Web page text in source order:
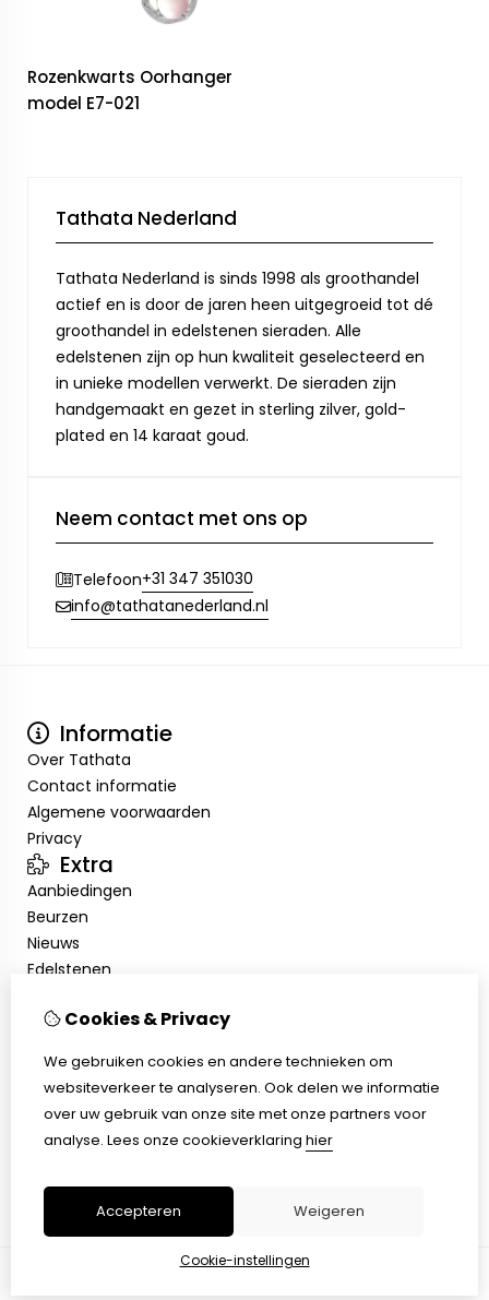
Rozenkwarts Oorhanger
model E7-021
Tathata Nederland
Tathata Nederland is sinds 1998 als groothandel
actief en is door de jaren heen uitgegroeid tot dé
groothandel in edelstenen sieraden. Alle
edelstenen zijn op hun kwaliteit geselecteerd en
in unieke modellen verwerkt. De sieraden zijn
handgemaakt en gezet in sterling zilver, gold-
plated en 14 karaat goud.
Neem contact met ons op
Telefoon+31 347 351030
info@tathatanederland.nl
Informatie
Over Tathata
Contact informatie
Algemene voorwaarden
Privacy
Extra
Aanbiedingen
Beurzen
Nieuws
Edelstenen
Mijn account
Bestelhistorie
Klantenservice
Contact
Cookies & Privacy
We gebruiken cookies en andere technieken om
websiteverkeer te analyseren. Ook delen we informatie
over uw gebruik van onze site met onze partners voor
analyse. Lees onze cookieverklaring hier
Accepteren Weigeren
Cookie-instellingen